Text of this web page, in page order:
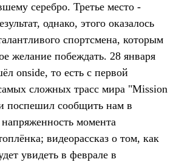
серебро. Третье место -
однако, этого оказалось
спортсмена, которым
желание побеждать. 28 января
onside, то есть с первой
сложных трасс мира "Mission
поспешил сообщить нам в
момента
видеорассказ о том, как
увидеть в феврале в